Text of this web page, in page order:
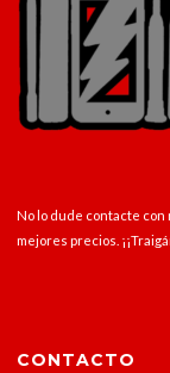
No lo dude contacte
mejores precios.
CONTACTO